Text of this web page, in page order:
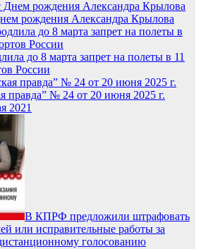
рождения Александра Крылова
до 8 марта запрет на полеты в 11
России
правда” № 24 от 20 июня 2025 г.
2021
В КПРФ предложили штрафовать
или исправительные работы за
голосованию